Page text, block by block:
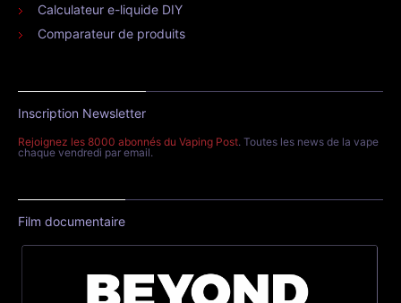
Calculateur e-liquide DIY
Comparateur de produits
Inscription Newsletter
Rejoignez les 8000 abonnés du Vaping Post. Toutes les news de la vape
chaque vendredi par email.
Film documentaire